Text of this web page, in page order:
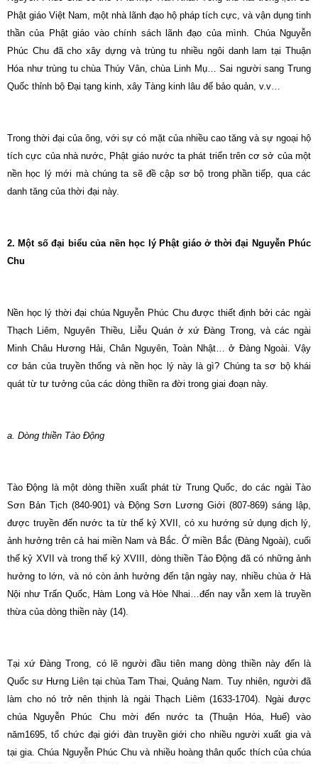
Phật giáo Việt Nam, một nhà lãnh đạo hộ pháp tích cực, và vận dụng tinh
thần của Phật giáo vào chính sách lãnh đạo của mình. Chúa Nguyễn
Phúc Chu đã cho xây dựng và trùng tu nhiều ngôi danh lam tại Thuận
Hóa như trùng tu chùa Thúy Vân, chùa Linh Mụ… Sai người sang Trung
Quốc thỉnh bộ Ðại tạng kinh, xây Tàng kinh lâu để bảo quản, v.v…
Trong thời đại của ông, với sự có mặt của nhiều cao tăng và sự ngoại hộ
tích cực của nhà nước, Phật giáo nước ta phát triển trên cơ sở của một
nền học lý mới mà chúng ta sẽ đề cập sơ bộ trong phần tiếp, qua các
danh tăng của thời đại này.
2. Một số đại biểu của nền học lý Phật giáo ở thời đại Nguyễn Phúc
Chu
Nền học lý thời đại chúa Nguyễn Phúc Chu được thiết định bởi các ngài
Thạch Liêm, Nguyên Thiều, Liễu Quán ở xứ Ðàng Trong, và các ngài
Minh Châu Hương Hải, Chân Nguyên, Toàn Nhật… ở Ðàng Ngoài. Vậy
cơ bản của truyền thống và nền học lý này là gì? Chúng ta sơ bộ khái
quát từ tư tưởng của các dòng thiền ra đời trong giai đoạn này.
a. Dòng thiền Tào Ðộng
Tào Ðộng là một dòng thiền xuất phát từ Trung Quốc, do các ngài Tào
Sơn Bản Tịch (840-901) và Ðộng Sơn Lương Giới (807-869) sáng lập,
được truyền đến nước ta từ thế kỷ XVII, có xu hướng sử dụng dịch lý,
ảnh hưởng trên cả hai miền Nam và Bắc. Ở miền Bắc (Ðàng Ngoài), cuối
thế kỷ XVII và trong thế kỷ XVIII, dòng thiền Tào Ðộng đã có những ảnh
hưởng to lớn, và nó còn ảnh hưởng đến tận ngày nay, nhiều chùa ở Hà
Nội như Trấn Quốc, Hàm Long và Hòe Nhai…đến nay vẫn xem là truyền
thừa của dòng thiền này (14).
Tại xứ Ðàng Trong, có lẽ người đầu tiên mang dòng thiền này đến là
Quốc sư Hưng Liên tại chùa Tam Thai, Quảng Nam. Tuy nhiên, người đã
làm cho nó trở nên thịnh là ngài Thạch Liêm (1633-1704). Ngài được
chúa Nguyễn Phúc Chu mời đến nước ta (Thuận Hóa, Huế) vào
năm1695, tổ chức đại giới đàn truyền giới cho nhiều người xuất gia và
tại gia. Chúa Nguyễn Phúc Chu và nhiều hoàng thân quốc thích của chúa